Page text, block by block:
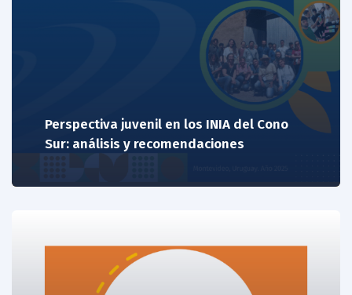
Perspectiva juvenil en los INIA del Cono
Sur: análisis y recomendaciones